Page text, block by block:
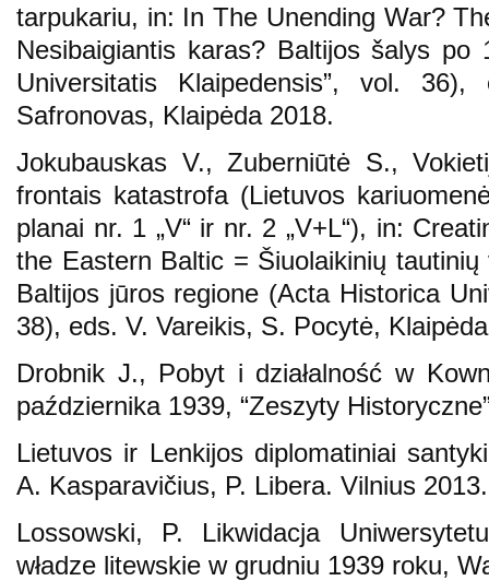
tarpukariu, in: In The Unending War?
Nesibaigiantis karas? Baltijos šalys po
Universitatis Klaipedensis”, vol.
Safronovas, Klaipėda 2018.
Jokubauskas V., Zuberniūtė S.,
frontais katastrofa (Lietuvos
planai nr. 1 „V“ ir nr. 2 „V+L“), in:
the Eastern Baltic = Šiuolaikinių
Baltijos jūros regione (Acta Historica
38), eds. V. Vareikis, S. Pocytė,
Drobnik J., Pobyt i działalność w
października 1939, “Zeszyty
Lietuvos ir Lenkijos diplomatiniai
A. Kasparavičius, P. Libera. Vilnius 2013.
Lossowski, P. Likwidacja
władze litewskie w grudniu 1939 roku,